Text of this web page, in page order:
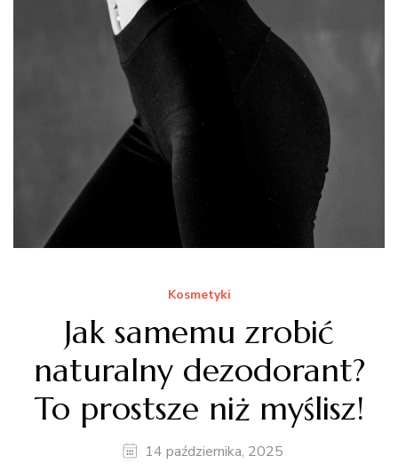
Kosmetyki
Jak samemu zrobić
naturalny dezodorant?
To prostsze niż myślisz!
14 października, 2025